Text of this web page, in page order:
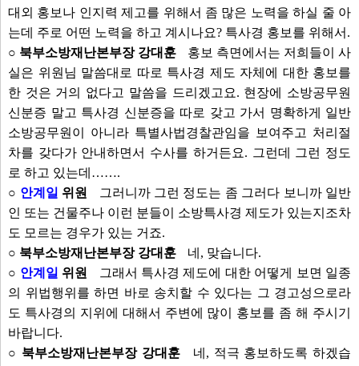
대외 홍보나 인지력 제고를 위해서 좀 많은 노력을 하실 줄 아
는데 주로 어떤 노력을 하고 계시나요? 특사경 홍보를 위해서.
○ 북부소방재난본부장 강대훈
홍보 측면에서는 저희들이 사
실은 위원님 말씀대로 따로 특사경 제도 자체에 대한 홍보를
한 것은 거의 없다고 말씀을 드리겠고요. 현장에 소방공무원
신분증 말고 특사경 신분증을 따로 갖고 가서 명확하게 일반
소방공무원이 아니라 특별사법경찰관임을 보여주고 처리절
차를 갖다가 안내하면서 수사를 하거든요. 그런데 그런 정도
로 하고 있는데…….
○ 안계일 위원
그러니까 그런 정도는 좀 그러다 보니까 일반
인 또는 건물주나 이런 분들이 소방특사경 제도가 있는지조차
도 모르는 경우가 있는 거죠.
○ 북부소방재난본부장 강대훈
네, 맞습니다.
○ 안계일 위원
그래서 특사경 제도에 대한 어떻게 보면 일종
의 위법행위를 하면 바로 송치할 수 있다는 그 경고성으로라
도 특사경의 지위에 대해서 주변에 많이 홍보를 좀 해 주시기
바랍니다.
○ 북부소방재난본부장 강대훈
네, 적극 홍보하도록 하겠습